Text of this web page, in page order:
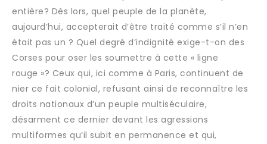
entière? Dès lors, quel peuple de la planète,
aujourd’hui, accepterait d’être traité comme s’il n’en
était pas un ? Quel degré d’indignité exige-t-on des
Corses pour oser les soumettre à cette « ligne
rouge »? Ceux qui, ici comme à Paris, continuent de
nier ce fait colonial, refusant ainsi de reconnaître les
droits nationaux d’un peuple multiséculaire,
désarment ce dernier devant les agressions
multiformes qu’il subit en permanence et qui,